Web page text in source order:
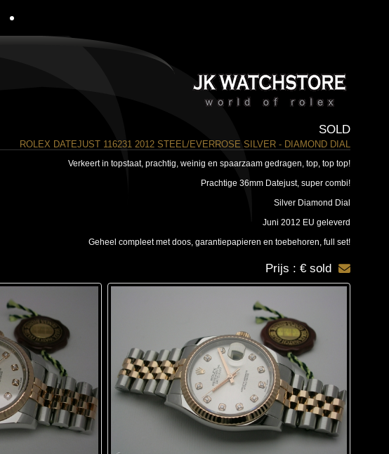
SOLD
ROLEX DATEJUST 116231 2012 STEEL/EVERROSE SILVER - DIAMOND DIAL
Verkeert in topstaat, prachtig, weinig en spaarzaam gedragen, top, top top!
Prachtige 36mm Datejust, super combi!
Silver Diamond Dial
Juni 2012 EU geleverd
Geheel compleet met doos, garantiepapieren en toebehoren, full set!
Prijs : € sold